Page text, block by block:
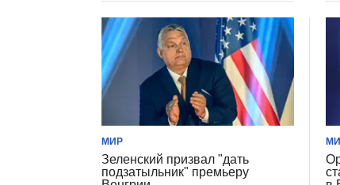
МИР
Зеленский призвал "дать
подзатыльник" премьеру